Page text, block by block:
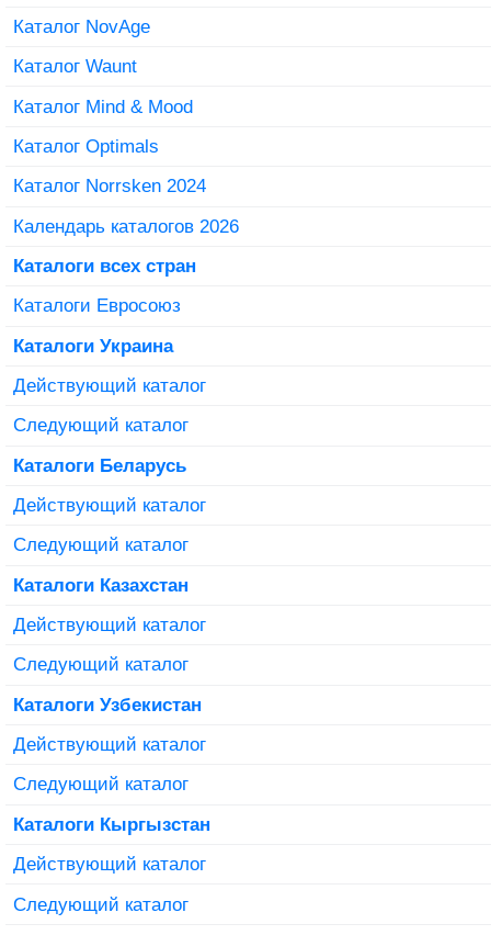
Каталог NovAge
Каталог Waunt
Каталог Mind & Mood
Каталог Optimals
Каталог Norrsken 2024
Календарь каталогов 2026
Каталоги всех стран
Каталоги Евросоюз
Каталоги Украина
Действующий каталог
Следующий каталог
Каталоги Беларусь
Действующий каталог
Следующий каталог
Каталоги Казахстан
Действующий каталог
Следующий каталог
Каталоги Узбекистан
Действующий каталог
Следующий каталог
Каталоги Кыргызстан
Действующий каталог
Следующий каталог